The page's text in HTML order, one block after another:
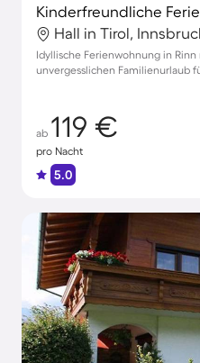
Hall in Tirol,
Idyllische Ferienwohnung in
unvergesslichen Familienurlaub
ab 119 €
pro Nacht
5.0